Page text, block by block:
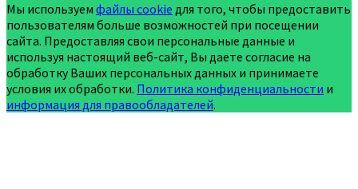
Мы используем файлы cookie для того, чтобы предоставить
пользователям больше возможностей при посещении
сайта. Предоставляя свои персональные данные и
используя настоящий веб-сайт, Вы даете согласие на
обработку Ваших персональных данных и принимаете
условия их обработки. Политика конфиденциальности и
информация для правообладателей.